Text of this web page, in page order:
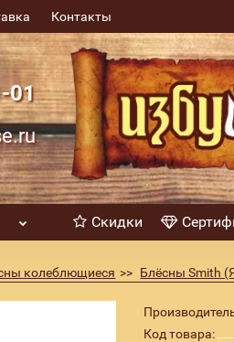
Контакты
01
Скидки
колеблющиеся Блёсны Smith
Код товара: